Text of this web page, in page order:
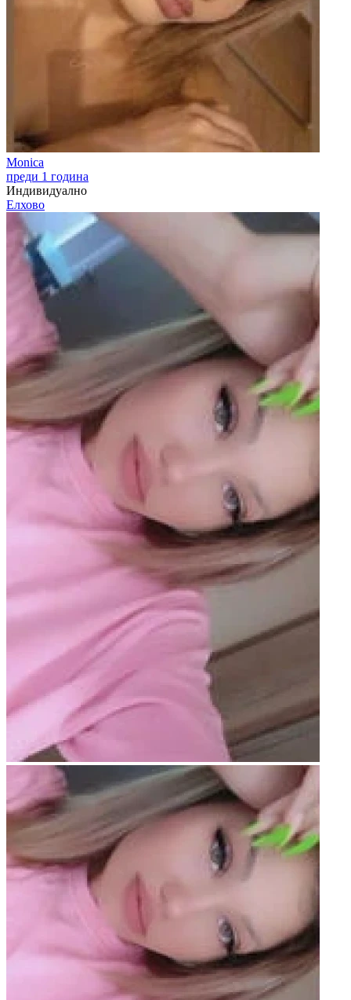
Monica
преди 1 година
Индивидуално
Елхово